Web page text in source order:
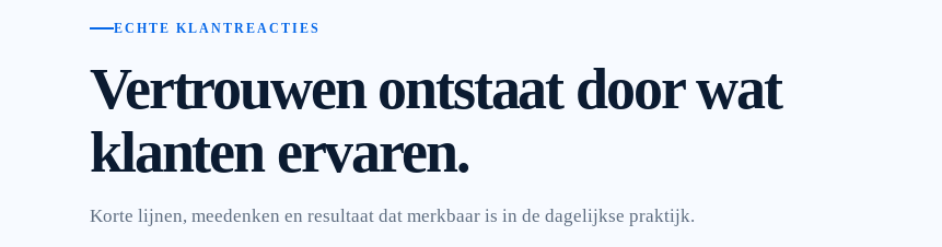
ECHTE KLANTREACTIES
Vertrouwen ontstaat door wat
klanten ervaren.
Korte lijnen, meedenken en resultaat dat merkbaar is in de dagelijkse praktijk.